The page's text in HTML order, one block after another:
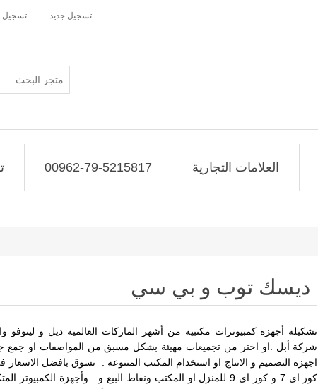
تسجيل جديد تسجيل
العلامات التجارية 00962-79-5215817
ديسك توب و بي سي
تشكيلة أجهزة كمبيوترات مكتبية من أشهر الماركات العالمية ديل و
شركة أبل .او اختر من تجميعات مهيئة بشكل مسبق من المواصفات او جمع
كور اي 7 و كور اي 9 للمنزل او المكتب ونقاط البيع و وأجهزة